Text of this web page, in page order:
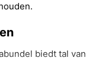
biedt tal